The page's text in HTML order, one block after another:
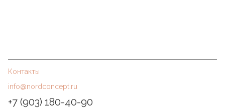
Контакты
info@nordconcept.ru
+7 (903) 180-40-90